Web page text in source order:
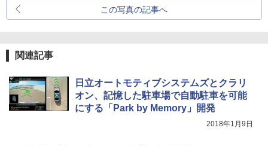
この写真の記事へ
関連記事
日立オートモティブシステムズとクラリ
オン、記憶した駐車場で自動駐車を可能
にする「Park by Memory」開発
2018年1月9日